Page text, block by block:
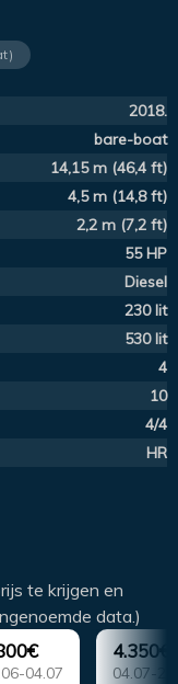
2018.
bare-boat
14,15 m (46,4 ft)
4,5 m (14,8 ft)
2,2 m (7,2 ft)
55 HP
Diesel
230 lit
530 lit
4
10
4/4
HR
te krijgen en
data.)
04.07
4.350€
04.07-